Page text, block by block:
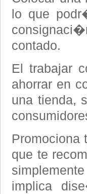
lo que
contado.
El trabajar
ahorrar en
una tienda,
Promociona
que te
implica